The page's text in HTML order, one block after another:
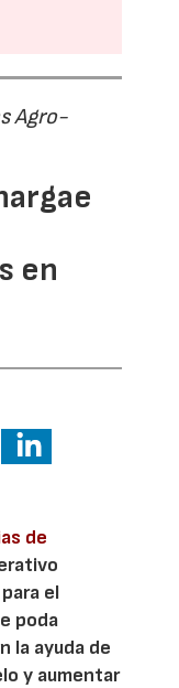
Agro-
en
de
el
poda
la ayuda de
y aumentar